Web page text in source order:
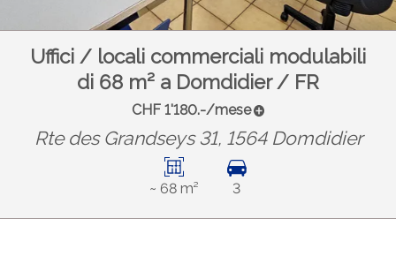
Uffici / locali commerciali modulabili
di 68 m² a Domdidier / FR
CHF 1'180.-/mese
Rte des Grandseys 31, 1564 Domdidier
~ 68 m² 3